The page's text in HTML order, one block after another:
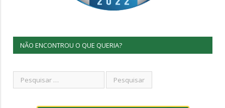
NÃO ENCONTROU O QUE QUERIA?